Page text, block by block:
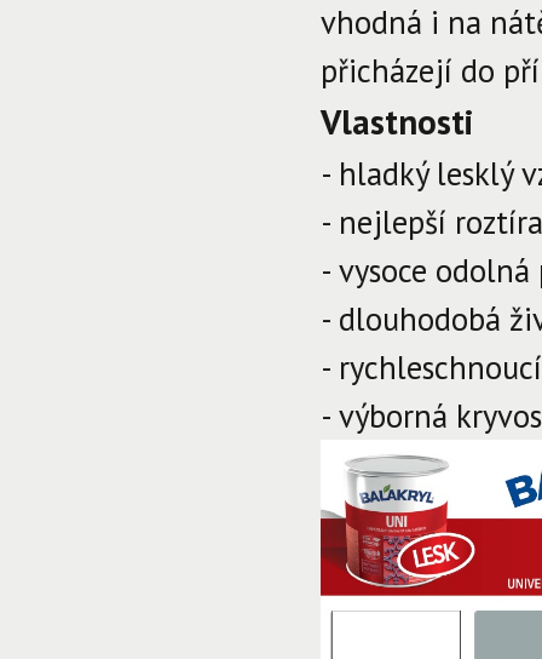
vhodná i na
přicházejí do
Vlastnosti
- hladký lesklý
- nejlepší
- vysoce
- dlouhodobá
-
- výborná